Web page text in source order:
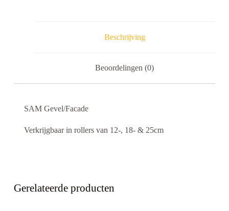
Beschrijving
Beoordelingen (0)
SAM Gevel/Facade
Verkrijgbaar in rollers van 12-, 18- & 25cm
Gerelateerde producten